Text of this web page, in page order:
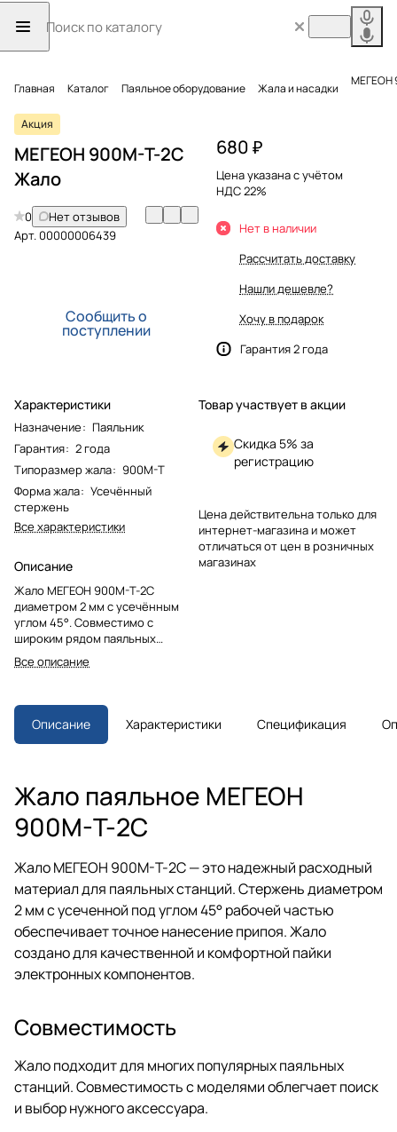
Главная Каталог Паяльное оборудование Жала и насадки МЕГЕОН
Акция
МЕГЕОН 900M-T-2C
Жало
0
Нет отзывов
Арт.00000006439
Сообщить о
поступлении
Характеристики
Назначение: Паяльник
Гарантия: 2 года
Типоразмер жала: 900М-Т
Форма жала: Усечённый
стержень
Все характеристики
Описание
Жало МЕГЕОН 900M-T-2C
диаметром 2 мм с усечённым
углом 45°. Совместимо с
широким рядом паяльных
станций. Изготовлено из
невыгораемого сплава с
1 шт.
Все описание
680 ₽
Цена указана с учётом
НДС 22%
Нет в наличии
Рассчитать доставку
Нашли дешевле?
Хочу в подарок
Гарантия 2 года
Товар участвует в акции
Скидка 5% за
регистрацию
Цена действительна только для
интернет-магазина и может
отличаться от цен в розничных
магазинах
Описание Характеристики Спецификация
Жало паяльное МЕГЕОН
900M-T-2C
Жало МЕГЕОН 900M-T-2C — это надежный расходный
материал для паяльных станций. Стержень диаметром
2 мм с усеченной под углом 45° рабочей частью
обеспечивает точное нанесение припоя. Жало
создано для качественной и комфортной пайки
электронных компонентов.
Совместимость
Жало подходит для многих популярных паяльных
станций. Совместимость с моделями облегчает поиск
и выбор нужного аксессуара.